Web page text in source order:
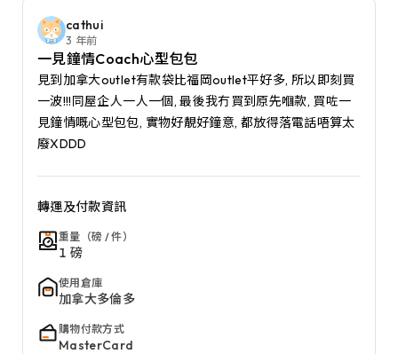
cathui
3 年前
一見鐘情Coach心型包包
見到加拿大outlet有款袋比福岡outlet平好多, 所以即刻買
一波!!!同屋企人一人一個, 最後我冇買到原先嗰款, 買咗一
見鐘情嘅心型包包, 實物好靚好鐘意, 都放得落電話唔算太
廢XDDD
轉運及付款資訊
重量（磅 / 件）
1 磅
使用倉庫
加拿大多倫多
購物付款方式
MasterCard